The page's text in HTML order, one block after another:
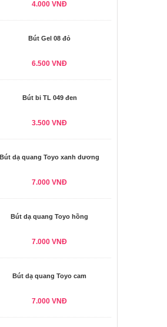
4.000 VNĐ
Bút Gel 08 đỏ
6.500 VNĐ
Bút bi TL 049 đen
3.500 VNĐ
Bút dạ quang Toyo xanh dương
7.000 VNĐ
Bút dạ quang Toyo hồng
7.000 VNĐ
Bút dạ quang Toyo cam
7.000 VNĐ